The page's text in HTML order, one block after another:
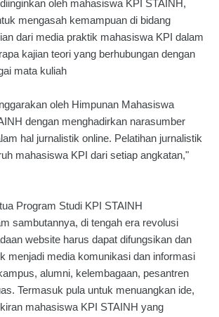
oleh mahasiswa KPI STAINH,
mengasah kemampuan di bidang
dari media praktik mahasiswa KPI dalam
kajian teori yang berhubungan dengan
mata kuliah
oleh Himpunan Mahasiswa
dengan menghadirkan narasumber
hal jurnalistik online. Pelatihan jurnalistik
mahasiswa KPI dari setiap angkatan,"
Program Studi KPI STAINH
sambutannya, di tengah era revolusi
website harus dapat difungsikan dan
menjadi media komunikasi dan informasi
alumni, kelembagaan, pesantren
Termasuk pula untuk menuangkan ide,
mahasiswa KPI STAINH yang